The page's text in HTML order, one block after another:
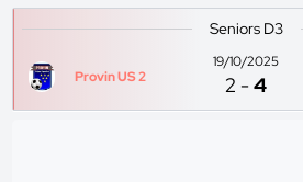
Seniors D3
Provin US 2
19/10/2025
2 -4